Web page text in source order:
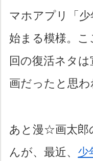
マホアプリ「
始まる模様。
回の復活ネタ
画だったと思わ
あと漫☆画太郎
んが、最近、 少